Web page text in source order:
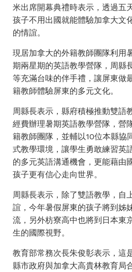
米出席開幕典禮時表示，透過五
孩子不用出國就能體驗加拿大文
的情誼。
現居加拿大的外籍教師團隊利用
期兩星期的英語教學營隊，周縣
等充滿台味的伴手禮，讓屏東做
籍教師體驗屏東的多元文化。
周縣長表示，縣府積極推動雙語
經費辦理暑期英語教學營隊，營
籍教師團隊，並輔以10位本縣協
式教學環境，讓學生勇敢練習英
的多元英語溝通機會，更能藉由
孩子更有信心走向世界。
周縣長表示，除了雙語教學，自
誼，今年暑假屏東的孩子將到姊
流，另外枋寮高中也將到日本東
生的國際視野。
教育部常務次長朱俊彰表示，這
縣市政府與加拿大高貴林教育局